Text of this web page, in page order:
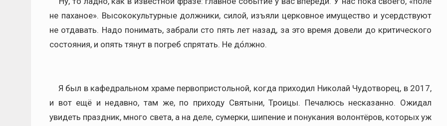
не паханое». Высококультурные должники, силой, изъяли церковное имущество и усердствуют
не отдавать. Надо понимать, забрали сто пять лет назад, за это время довели до критического
состояния, и опять тянут в погреб спрятать. Не до́лжно.
Я был в кафедральном храме первопристольной, когда приходил Николай Чудотворец, в 2017,
и вот ещё и недавно, там же, по приходу Святыни, Троицы. Печалюсь несказанно. Ожидал
увидеть праздник, много света, а на деле, сумерки, шипение и понукания волонтёров, которых уж